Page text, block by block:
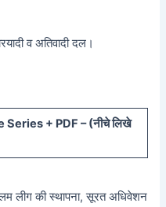
व अतिवादी दल।
+ PDF – (नीचेलिखे
लीग की स्थापना, सूरत अधिवेशन